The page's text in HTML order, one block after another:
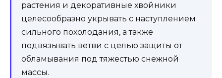
растения и декоративные хвойники
целесообразно укрывать с наступлением
сильного похолодания, а также
подвязывать ветви с целью защиты от
обламывания под тяжестью снежной
массы.